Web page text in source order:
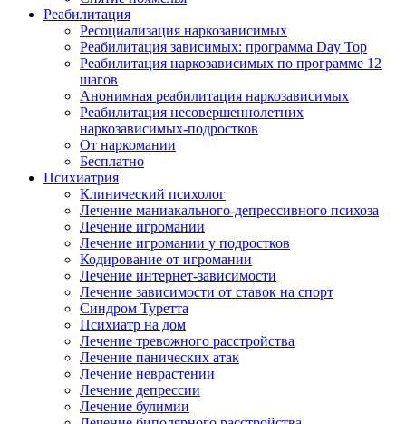
Реабилитация
Ресоциализация наркозависимых
Реабилитация зависимых: программа Day Top
Реабилитация наркозависимых по программе 12
шагов
Анонимная реабилитация наркозависимых
Реабилитация несовершеннолетних
наркозависимых-подростков
От наркомании
Бесплатно
Психиатрия
Клинический психолог
Лечение маниакального-депрессивного психоза
Лечение игромании
Лечение игромании у подростков
Кодирование от игромании
Лечение интернет-зависимости
Лечение зависимости от ставок на спорт
Синдром Туретта
Психиатр на дом
Лечение тревожного расстройства
Лечение панических атак
Лечение неврастении
Лечение депрессии
Лечение булимии